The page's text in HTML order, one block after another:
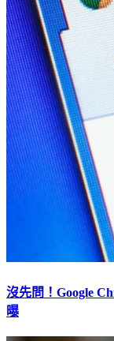
沒先問！Google
曝